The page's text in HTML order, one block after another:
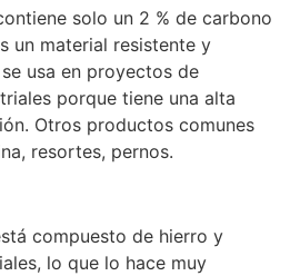
solo un 2 % de carbono
un material resistente y
usa en proyectos de
porque tiene una alta
Otros productos comunes
resortes, pernos.
compuesto de hierro y
lo que lo hace muy